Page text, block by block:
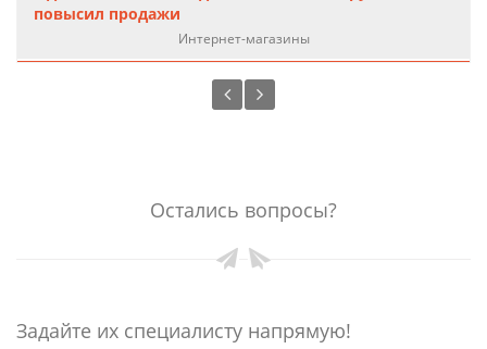
повысил продажи
Интернет-магазины
Остались вопросы?
Задайте их специалисту напрямую!